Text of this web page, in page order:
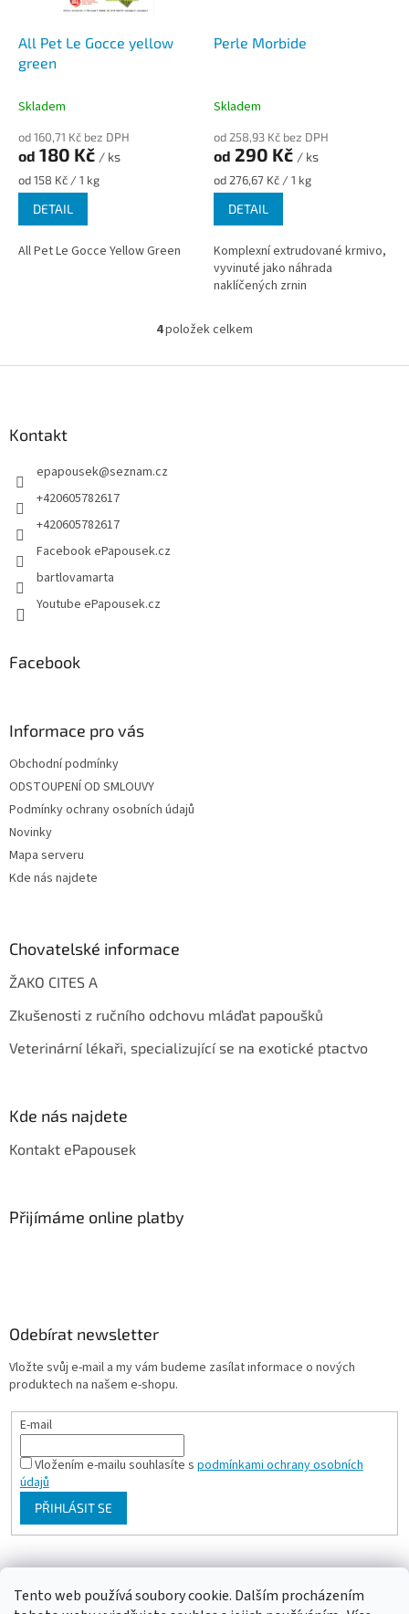
Tento web používá soubory cookie. Dalším procházením
All Pet Le Gocce yellow
green
Skladem
od 160,71 Kč bez DPH
od 180 Kč / ks
Měrná
cena:
od 158 Kč / 1 kg
DETAIL
All Pet Le Gocce Yellow Green
Perle Morbide
Skladem
od 258,93 Kč bez DPH
od 290 Kč / ks
Měrná
cena:
od 276,67 Kč / 1 kg
DETAIL
Komplexní extrudované krmivo,
vyvinuté jako náhrada
naklíčených zrnin
O
l
4položek celkem
Kontakt
epapousek@seznam.cz
+420605782617
+420605782617
Facebook ePapousek.cz
bartlovamarta
Youtube ePapousek.cz
Facebook
Informace pro vás
Obchodní podmínky
ODSTOUPENÍ OD SMLOUVY
Podmínky ochrany osobních údajů
Novinky
Mapa serveru
Kde nás najdete
Chovatelské informace
ŽAKO CITES A
Zkušenosti z ručního odchovu mláďat papoušků
Veterinární lékaři, specializující se na exotické ptactvo
Kde nás najdete
Kontakt ePapousek
Přijímáme online platby
Odebírat newsletter
Vložte svůj e-mail a my vám budeme zasílat informace o nových
produktech na našem e-shopu.
E-mail
Vložením e-mailu souhlasíte s podmínkami ochrany osobních
údajů
PŘIHLÁSIT SE